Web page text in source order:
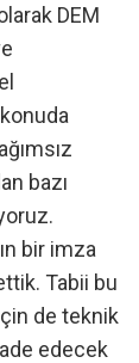
DEM
bazı
bir imza
Tabii bu
de teknik
edecek